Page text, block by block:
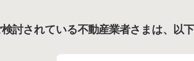
討されている不動産業者さまは、以